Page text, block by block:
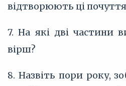
відтворюють ці
7. На які дві частини
вірш?
8. Назвіть пори року,